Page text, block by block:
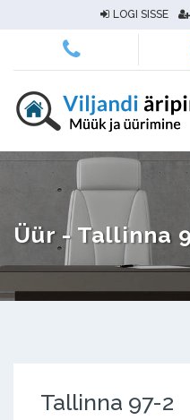
LOGI SISSE
Üür - Tallinna
Tallinna 97-2